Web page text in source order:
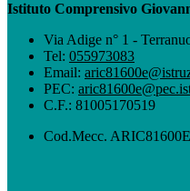
Istituto Comprensivo
Via Adige n° 1 -
Tel: 055973083
Email:
PEC:
C.F.: 81005170519
Cod.Mecc. ARIC81600E